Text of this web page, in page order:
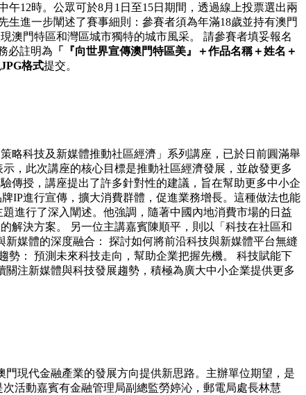
12時。公眾可於8月1日至15日期間，透過線上投票選出兩
進一步闡述了賽事細則：參賽者須為年滿18歲並持有澳門
澳門特區和灣區城市獨特的城市風采。 請參賽者填妥報名
必註明為 「『向世界宣傳澳門特區美』＋作品名稱＋姓名＋
格式提交。
略科技及新媒體推動社區經濟」系列講座，已於日前圓滿舉
，此次講座的核心目標是推動社區經濟發展，並啟發更多
傳授，講座提出了許多針對性的建議，旨在幫助更多中小企
IP進行宣傳，擴大消費群體，促進業務增長。這種做法也能
進行了深入闡述。他強調，隨著中國內地消費市場的日益
解決方案。 另一位主講嘉賓陳順平，則以「科技在社區和
媒體的深度融合： 探討如何將前沿科技與新媒體平台無縫
勢： 預測未來科技走向，幫助企業把握先機。 科技賦能下
注新媒體與科技發展趨勢，積極為廣大中小企業提供更多
現代金融產業的發展方向提供新思路。主辦單位期望，是
活動嘉賓有金融管理局副總監勞婷沁，郵電局處長林慧